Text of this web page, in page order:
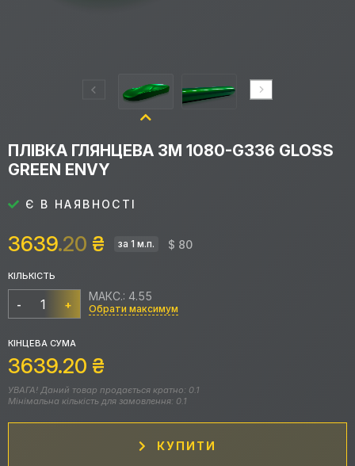
ПЛІВКА ГЛЯНЦЕВА 3M 1080-G336 GLOSS
GREEN ENVY
Є В НАЯВНОСТІ
3639.20 ₴ за 1 м.п. $ 80
КІЛЬКІСТЬ
- +
МАКС.: 4.55
Обрати максимум
КІНЦЕВА СУМА
3639.20 ₴
УВАГА! Даний товар продається кратно: 0.1
Мінімальна кількість для замовлення: 0.1
КУПИТИ